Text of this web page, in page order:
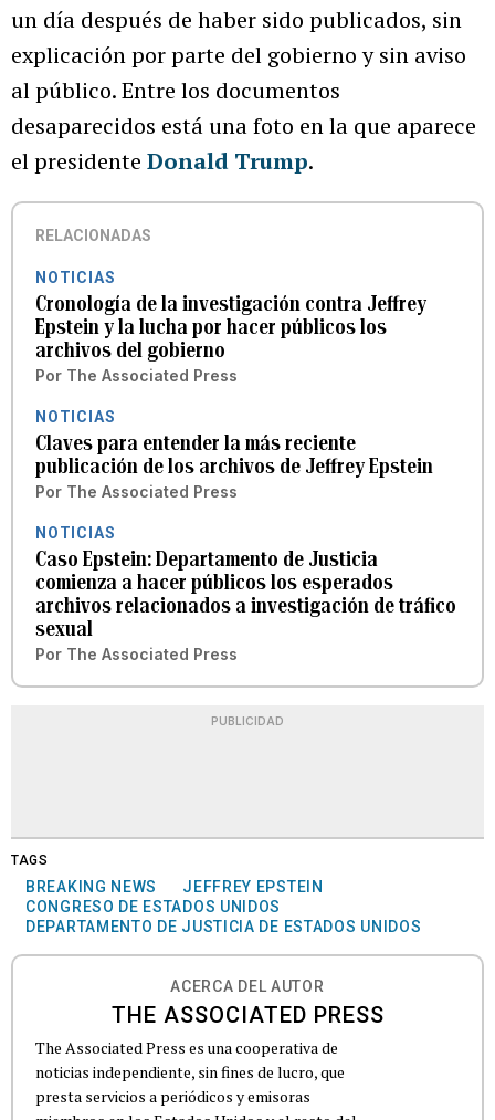
un día después de haber sido publicados, sin
explicación por parte del gobierno y sin aviso
al público. Entre los documentos
desaparecidos está una foto en la que aparece
el presidente Donald Trump.
RELACIONADAS
NOTICIAS
Cronología de la investigación contra Jeffrey
Epstein y la lucha por hacer públicos los
archivos del gobierno
Por The Associated Press
NOTICIAS
Claves para entender la más reciente
publicación de los archivos de Jeffrey Epstein
Por The Associated Press
NOTICIAS
Caso Epstein: Departamento de Justicia
comienza a hacer públicos los esperados
archivos relacionados a investigación de tráfico
sexual
Por The Associated Press
PUBLICIDAD
TAGS
BREAKING NEWS
JEFFREY EPSTEIN
CONGRESO DE ESTADOS UNIDOS
DEPARTAMENTO DE JUSTICIA DE ESTADOS UNIDOS
ACERCA DEL AUTOR
THE ASSOCIATED PRESS
The Associated Press es una cooperativa de
noticias independiente, sin fines de lucro, que
presta servicios a periódicos y emisoras